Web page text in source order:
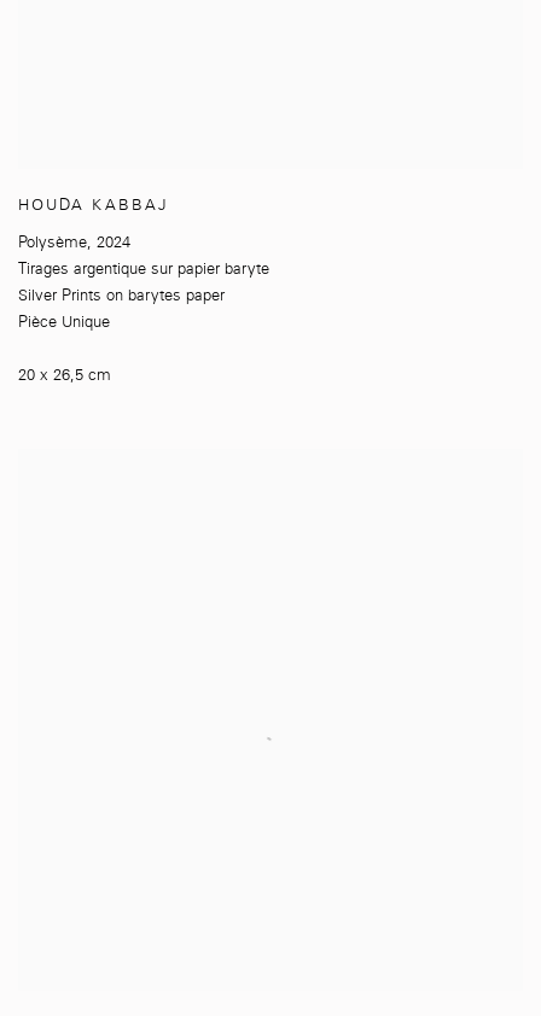
HOUDA KABBAJ
Polysème, 2024
Tirages argentique sur papier baryte
Silver Prints on barytes paper
Pièce Unique
20 x 26,5 cm